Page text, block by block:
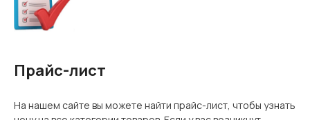
Прайс-лист
На нашем сайте вы можете найти прайс-лист, чтобы узнать